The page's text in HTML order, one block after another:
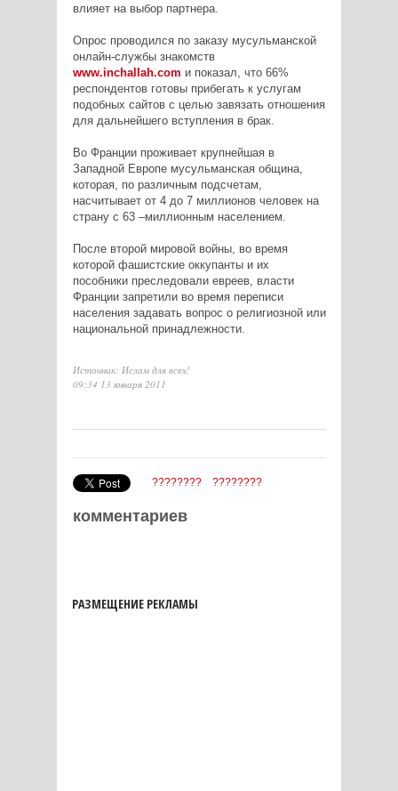
влияет на выбор партнера.
Опрос проводился по заказу мусульманской
онлайн-службы знакомств
www.inchallah.com и показал, что 66%
респондентов готовы прибегать к услугам
подобных сайтов с целью завязать отношения
для дальнейшего вступления в брак.
Во Франции проживает крупнейшая в
Западной Европе мусульманская община,
которая, по различным подсчетам,
насчитывает от 4 до 7 миллионов человек на
страну с 63 –миллионным населением.
После второй мировой войны, во время
которой фашистские оккупанты и их
пособники преследовали евреев, власти
Франции запретили во время переписи
населения задавать вопрос о религиозной или
национальной принадлежности.
Источник: Ислам для всех!
09:34 13 января 2011
???????? ????????
комментариев
РАЗМЕЩЕНИЕ РЕКЛАМЫ